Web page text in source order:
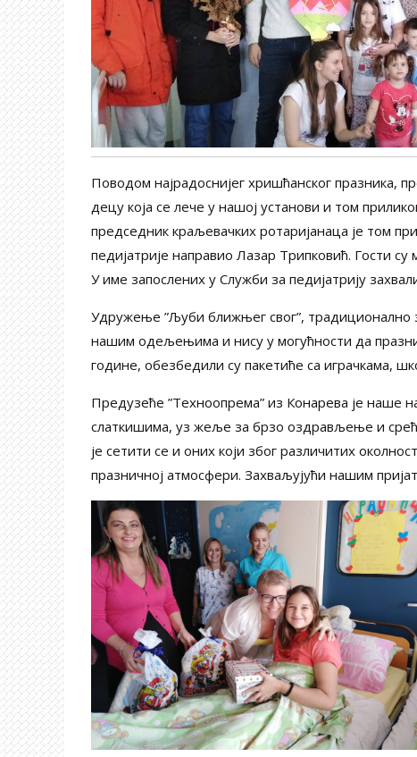
Поводом најрадоснијег хришћанског празника,
децу која се лече у нашој установи и том
председник краљевачких ротаријанаца је том
педијатрије направио Лазар Трипковић. Гости
У име запослених у Служби за педијатрију
Удружење ”Љуби ближњег свог”, традиционално
нашим одељењима и нису у могућности да
године, обезбедили су пакетиће са играчкама,
Предузеће ”Техноопрема” из Конарева је наше
слаткишима, уз жеље за брзо оздрављење и
је сетити се и оних који због различитих
празничној атмосфери. Захваљујући нашим